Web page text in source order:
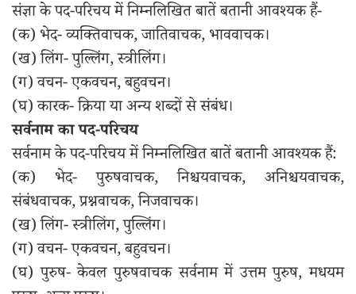
संज्ञा के पद-परिचय में निम्नलिखित बातें बतानी आवश्यक हैं-
(क) भेद- व्यक्तिवाचक, जातिवाचक, भाववाचक।
(ख) लिंग- पुल्लिंग, स्त्रीलिंग।
(ग) वचन- एकवचन, बहुवचन।
(घ) कारक- क्रिया या अन्य शब्दों से संबंध।
सर्वनाम का पद-परिचय
सर्वनाम के पद-परिचय में निम्नलिखित बातें बतानी आवश्यक हैं:
(क) भेद- पुरुषवाचक, निश्चयवाचक, अनिश्चयवाचक,
संबंधवाचक, प्रश्नवाचक, निजवाचक।
(ख) लिंग- स्त्रीलिंग, पुल्लिंग।
(ग) वचन- एकवचन, बहुवचन।
(घ) पुरुष- केवल पुरुषवाचक सर्वनाम में उत्तम पुरुष, मधयम